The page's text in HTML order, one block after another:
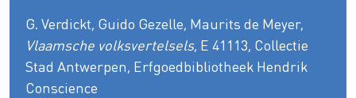
G. Verdickt, Guido Gezelle, Maurits de Meyer,
Vlaamsche volksvertelsels, E 41113, Collectie
Stad Antwerpen, Erfgoedbibliotheek Hendrik
Conscience